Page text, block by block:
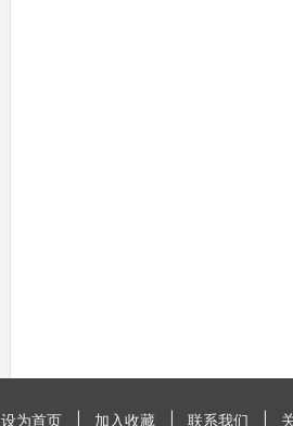
设为首页 加入收藏 联系我们